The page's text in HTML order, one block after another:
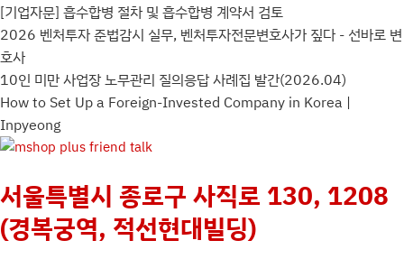
[기업자문] 흡수합병 절차 및 흡수합병 계약서 검토
2026 벤처투자 준법감시 실무, 벤처투자전문변호사가 짚다 - 선바로 변
호사
10인 미만 사업장 노무관리 질의응답 사례집 발간(2026.04)
How to Set Up a Foreign-Invested Company in Korea |
Inpyeong
서울특별시 종로구 사직로 130, 1208
(경복궁역, 적선현대빌딩)